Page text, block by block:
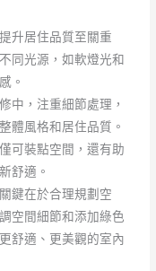
升居住品質至關重
同光源，如軟燈光和
。
中，注重細節處理，
體風格和居住品質。
可裝點空間，還有助
舒適。
鍵在於合理規劃空
空間細節和添加綠色
舒適、更美觀的室內